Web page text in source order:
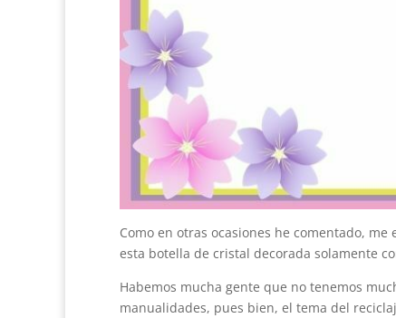
Como en otras ocasiones he comentado,
esta botella de cristal decorada solamente
Habemos mucha gente que no tenemos
manualidades, pues bien, el tema del